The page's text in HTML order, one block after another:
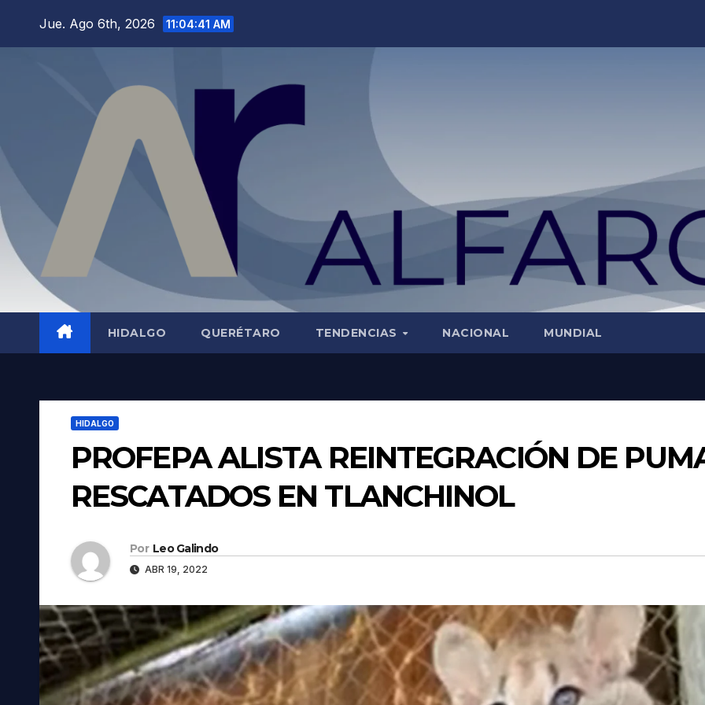
Jue. Ago 6th, 2026 11:04:42 AM
HIDALGO QUERÉTARO TENDENCIAS NACIONAL MUNDIAL
HIDALGO
PROFEPA ALISTA REINTEGRACIÓN DE
RESCATADOS EN TLANCHINOL
Por Leo Galindo
ABR 19, 2022